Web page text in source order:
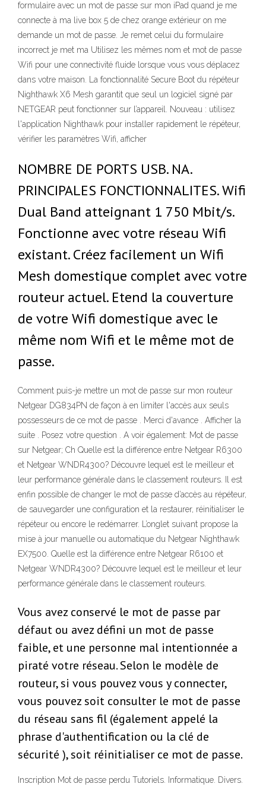
formulaire avec un mot de passe sur mon iPad quand je me
connecte à ma live box 5 de chez orange extérieur on me
demande un mot de passe. Je remet celui du formulaire
incorrect je met ma Utilisez les mêmes nom et mot de passe
Wifi pour une connectivité fluide lorsque vous vous déplacez
dans votre maison. La fonctionnalité Secure Boot du répéteur
Nighthawk X6 Mesh garantit que seul un logiciel signé par
NETGEAR peut fonctionner sur l’appareil. Nouveau : utilisez
l'application Nighthawk pour installer rapidement le répéteur,
vérifier les paramètres Wifi, afficher
NOMBRE DE PORTS USB. NA.
PRINCIPALES FONCTIONNALITES. Wifi
Dual Band atteignant 1 750 Mbit/s.
Fonctionne avec votre réseau Wifi
existant. Créez facilement un Wifi
Mesh domestique complet avec votre
routeur actuel. Etend la couverture
de votre Wifi domestique avec le
même nom Wifi et le même mot de
passe.
Comment puis-je mettre un mot de passe sur mon routeur
Netgear DG834PN de façon à en limiter l'accès aux seuls
possesseurs de ce mot de passe . Merci d'avance . Afficher la
suite . Posez votre question . A voir également: Mot de passe
sur Netgear; Ch Quelle est la différence entre Netgear R6300
et Netgear WNDR4300? Découvre lequel est le meilleur et
leur performance générale dans le classement routeurs. Il est
enfin possible de changer le mot de passe d’accès au répéteur,
de sauvegarder une configuration et la restaurer, réinitialiser le
répéteur ou encore le redémarrer. L’onglet suivant propose la
mise à jour manuelle ou automatique du Netgear Nighthawk
EX7500. Quelle est la différence entre Netgear R6100 et
Netgear WNDR4300? Découvre lequel est le meilleur et leur
performance générale dans le classement routeurs.
Vous avez conservé le mot de passe par
défaut ou avez défini un mot de passe
faible, et une personne mal intentionnée a
piraté votre réseau. Selon le modèle de
routeur, si vous pouvez vous y connecter,
vous pouvez soit consulter le mot de passe
du réseau sans fil (également appelé la
phrase d'authentification ou la clé de
sécurité ), soit réinitialiser ce mot de passe.
Inscription Mot de passe perdu Tutoriels. Informatique. Divers.